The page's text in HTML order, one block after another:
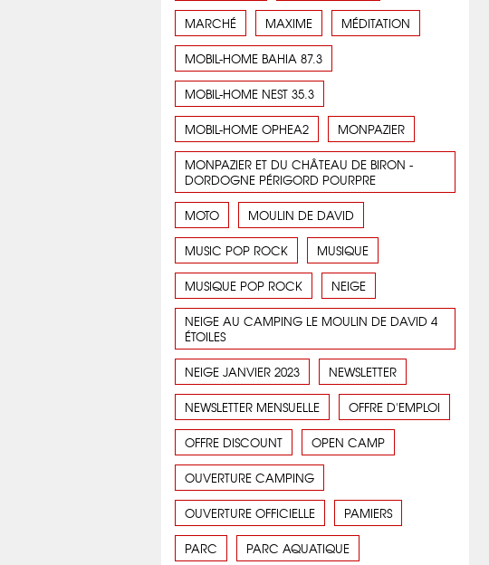
MARCHÉ MAXIME MÉDITATION
MOBIL-HOME BAHIA 87.3
MOBIL-HOME NEST 35.3
MOBIL-HOME OPHEA2 MONPAZIER
MONPAZIER ET DU CHÂTEAU DE BIRON -
DORDOGNE PÉRIGORD POURPRE
MOTO MOULIN DE DAVID
MUSIC POP ROCK MUSIQUE
MUSIQUE POP ROCK NEIGE
NEIGE AU CAMPING LE MOULIN DE DAVID 4
ÉTOILES
NEIGE JANVIER 2023 NEWSLETTER
NEWSLETTER MENSUELLE OFFRE D'EMPLOI
OFFRE DISCOUNT OPEN CAMP
OUVERTURE CAMPING
OUVERTURE OFFICIELLE PAMIERS
PARC PARC AQUATIQUE